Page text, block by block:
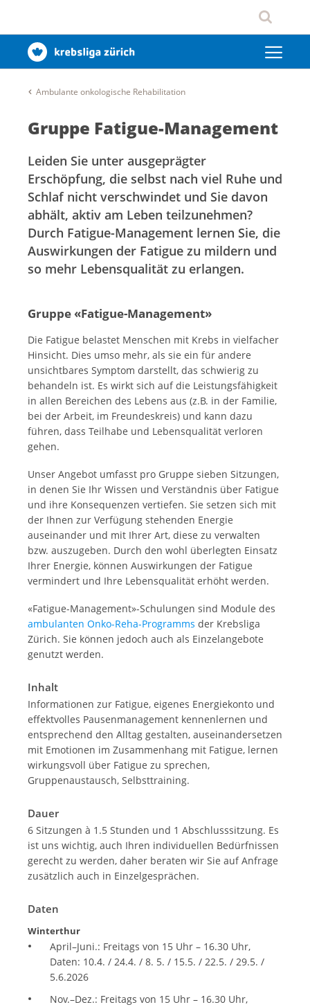
Ambulante onkologische Rehabilitation
Gruppe Fatigue-Management
Leiden Sie unter ausgeprägter
Erschöpfung, die selbst nach viel Ruhe und
Schlaf nicht verschwindet und Sie davon
abhält, aktiv am Leben teilzunehmen?
Durch Fatigue-Management lernen Sie, die
Auswirkungen der Fatigue zu mildern und
so mehr Lebensqualität zu erlangen.
Gruppe «Fatigue-Management»
Die Fatigue belastet Menschen mit Krebs in vielfacher
Hinsicht. Dies umso mehr, als sie ein für andere
unsichtbares Symptom darstellt, das schwierig zu
behandeln ist. Es wirkt sich auf die Leistungsfähigkeit
in allen Bereichen des Lebens aus (z.B. in der Familie,
bei der Arbeit, im Freundeskreis) und kann dazu
führen, dass Teilhabe und Lebensqualität verloren
gehen.
Unser Angebot umfasst pro Gruppe sieben Sitzungen,
in denen Sie Ihr Wissen und Verständnis über Fatigue
und ihre Konsequenzen vertiefen. Sie setzen sich mit
der Ihnen zur Verfügung stehenden Energie
auseinander und mit Ihrer Art, diese zu verwalten
bzw. auszugeben. Durch den wohl überlegten Einsatz
Ihrer Energie, können Auswirkungen der Fatigue
vermindert und Ihre Lebensqualität erhöht werden.
«Fatigue-Management»-Schulungen sind Module des
ambulanten Onko-Reha-Programms der Krebsliga
Zürich. Sie können jedoch auch als Einzelangebote
genutzt werden.
Inhalt
Informationen zur Fatigue, eigenes Energiekonto und
effektvolles Pausenmanagement kennenlernen und
entsprechend den Alltag gestalten, auseinandersetzen
mit Emotionen im Zusammenhang mit Fatigue, lernen
wirkungsvoll über Fatigue zu sprechen,
Gruppenaustausch, Selbsttraining.
Dauer
6 Sitzungen à 1.5 Stunden und 1 Abschlusssitzung. Es
ist uns wichtig, auch Ihren individuellen Bedürfnissen
gerecht zu werden, daher beraten wir Sie auf Anfrage
zusätzlich auch in Einzelgesprächen.
Daten
Winterthur
April–Juni.: Freitags von 15 Uhr – 16.30 Uhr,
Daten: 10.4. / 24.4. / 8. 5. / 15.5. / 22.5. / 29.5. /
5.6.2026
Nov.–Dez.: Freitags von 15 Uhr – 16.30 Uhr,